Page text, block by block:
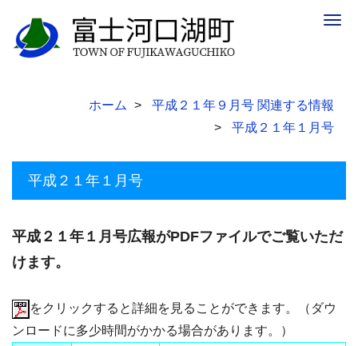
ホーム
平成２１年９月号 関連する情報
平成２１年１月号
平成２１年１月号
平成２１年１月号広報がPDFファイルでご覧いただ
けます。
をクリックすると詳細を見ることができます。（ダウ
ンロードに多少時間がかかる場合があります。）